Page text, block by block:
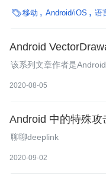
Android Pay用户在该移
本期周报为大家带来了
移动 Android/iOS 语
Android
该系列文章作者是
2020-08-05
Android 中的特殊
聊聊deeplink
2020-09-02